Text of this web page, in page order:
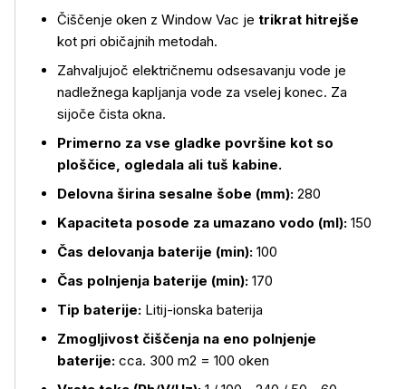
Čiščenje oken z Window Vac je trikrat hitrejše
kot pri običajnih metodah.
Zahvaljujoč električnemu odsesavanju vode je
nadležnega kapljanja vode za vselej konec. Za
sijoče čista okna.
Primerno za vse gladke površine kot so
ploščice, ogledala ali tuš kabine.
Delovna širina sesalne šobe (mm): 280
Kapaciteta posode za umazano vodo (ml): 150
Čas delovanja baterije (min): 100
Čas polnjenja baterije (min): 170
Tip baterije: Litij-ionska baterija
Zmogljivost čiščenja na eno polnjenje
baterije: cca. 300 m2 = 100 oken